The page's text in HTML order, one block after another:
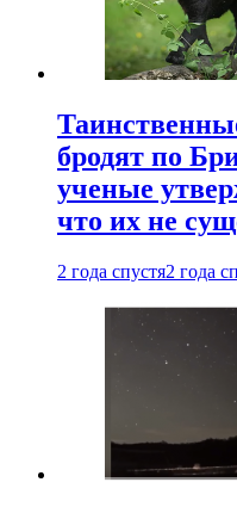
бродят по
ученые
что их не
2 года спустя2 года